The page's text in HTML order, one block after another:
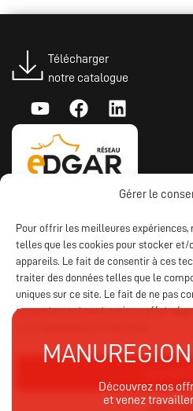
Gérer le
Pour offrir les meilleures expériences,
telles que les cookies pour stocker et/
appareils. Le fait de consentir à ces
traiter des données telles que le
uniques sur ce site. Le fait de ne pas
consentement peut avoir un effet
Télécharger
notre catalogue
Découvrez nos
et venez